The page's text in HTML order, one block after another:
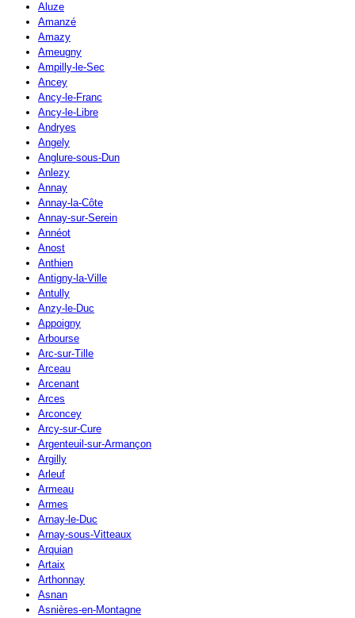
Aluze
Amanzé
Amazy
Ameugny
Ampilly-le-Sec
Ancey
Ancy-le-Franc
Ancy-le-Libre
Andryes
Angely
Anglure-sous-Dun
Anlezy
Annay
Annay-la-Côte
Annay-sur-Serein
Annéot
Anost
Anthien
Antigny-la-Ville
Antully
Anzy-le-Duc
Appoigny
Arbourse
Arc-sur-Tille
Arceau
Arcenant
Arces
Arconcey
Arcy-sur-Cure
Argenteuil-sur-Armançon
Argilly
Arleuf
Armeau
Armes
Arnay-le-Duc
Arnay-sous-Vitteaux
Arquian
Artaix
Arthonnay
Asnan
Asnières-en-Montagne